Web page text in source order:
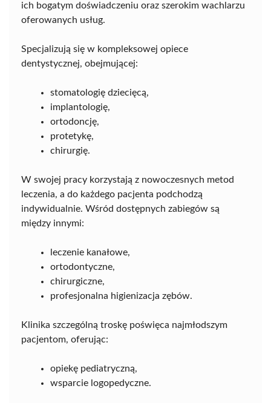
ich bogatym doświadczeniu oraz szerokim wachlarzu
oferowanych usług.
Specjalizują się w kompleksowej opiece
dentystycznej, obejmującej:
stomatologię dziecięcą,
implantologię,
ortodoncję,
protetykę,
chirurgię.
W swojej pracy korzystają z nowoczesnych metod
leczenia, a do każdego pacjenta podchodzą
indywidualnie. Wśród dostępnych zabiegów są
między innymi:
leczenie kanałowe,
ortodontyczne,
chirurgiczne,
profesjonalna higienizacja zębów.
Klinika szczególną troskę poświęca najmłodszym
pacjentom, oferując:
opiekę pediatryczną,
wsparcie logopedyczne.